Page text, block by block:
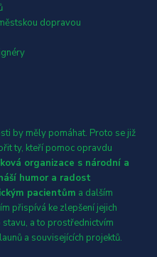
dopravou
by měly pomáhat. Proto se již
ty, kteří pomoc opravdu
organizace s národní a
humor a radost
pacientům a dalším
přispívá ke zlepšení jejich
a to prostřednictvím
a souvisejících projektů.